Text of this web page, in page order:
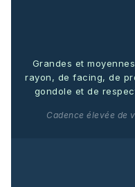
Grandes et
rayon, de facing, de
gondole et de
Cadence élevée de